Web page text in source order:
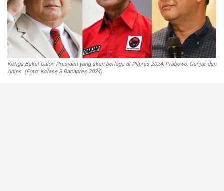
Ketiga Bakal Calon Presiden yang akan berlaga di Pilpres 2024, Prabowo, Ganjar dan
Anies. (Foto: Kolase 3 Bacapres 2024).